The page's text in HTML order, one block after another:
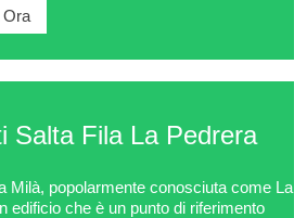
Ora
Salta Fila La Pedrera
Milà, popolarmente conosciuta come La
edificio che è un punto di riferimento